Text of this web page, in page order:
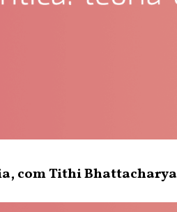
com Tithi Bhattacharya